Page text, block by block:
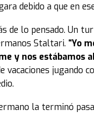
debido a que en
de lo pensado. Un
Staltari. “Yo
y nos estábamos
jugando
la terminó